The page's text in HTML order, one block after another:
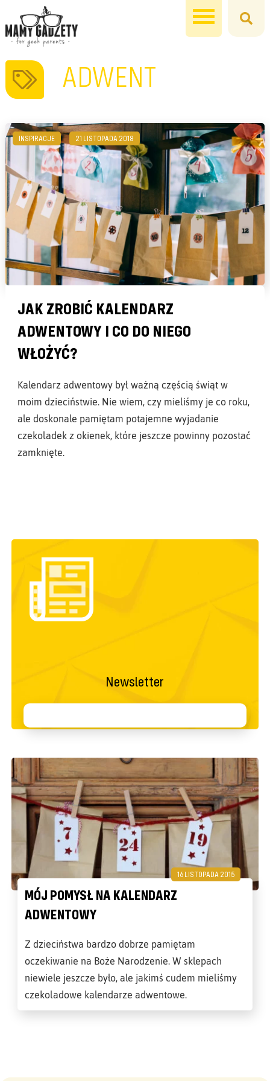
ADWENT
INSPIRACJE 21 LISTOPADA 2018
JAK ZROBIĆ KALENDARZ
ADWENTOWY I CO DO NIEGO
WŁOŻYĆ?
Kalendarz adwentowy był ważną częścią świąt w
moim dzieciństwie. Nie wiem, czy mieliśmy je co roku,
ale doskonale pamiętam potajemne wyjadanie
czekoladek z okienek, które jeszcze powinny pozostać
zamknięte.
Newsletter
16 LISTOPADA 2015
MÓJ POMYSŁ NA KALENDARZ
ADWENTOWY
Z dzieciństwa bardzo dobrze pamiętam
oczekiwanie na Boże Narodzenie. W sklepach
niewiele jeszcze było, ale jakimś cudem mieliśmy
czekoladowe kalendarze adwentowe.